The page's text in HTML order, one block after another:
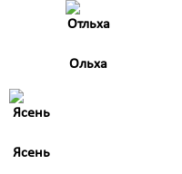
Ольха
Ясень